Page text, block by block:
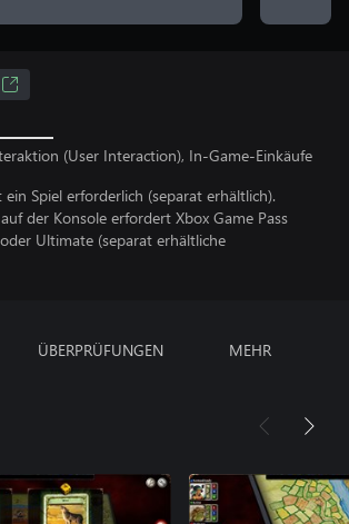
(User Interaction), In-Game-Einkäufe
Spiel erforderlich (separat erhältlich).
der Konsole erfordert Xbox Game Pass
Ultimate (separat erhältliche
ÜBERPRÜFUNGEN MEHR